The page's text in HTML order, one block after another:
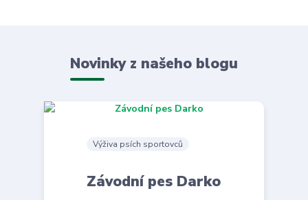
Novinky z našeho blogu
Výživa psích sportovců
Závodní pes Darko